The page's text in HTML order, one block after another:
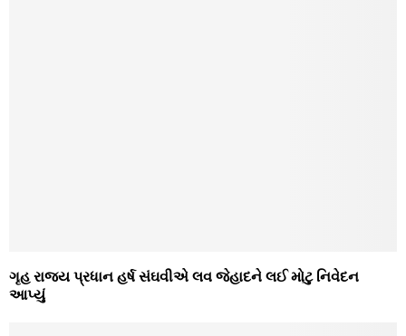
ગૃહ રાજ્ય પ્રધાન હર્ષ સંઘવીએ લવ જેહાદને લઈ મોટુ નિવેદન
આપ્યું